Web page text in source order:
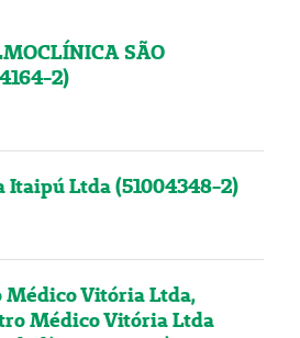
SÃO
2)
Itaipú Ltda (51004348-2)
Médico Vitória Ltda,
Médico Vitória Ltda